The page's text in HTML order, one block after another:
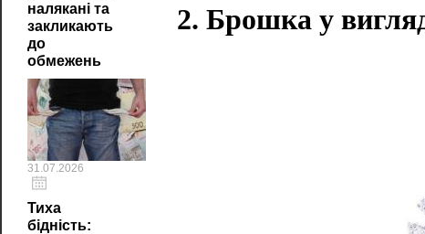
налякані та
закликають
до
обмежень
31.07.2026
Тиха
бідність:
2. Брошка у